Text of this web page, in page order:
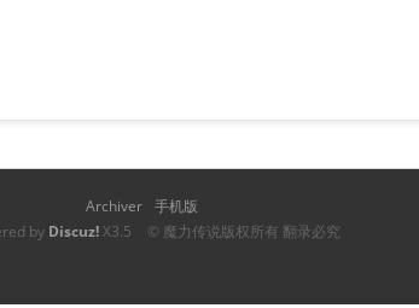
Archiver
手机版
by Discuz!X3.5 © 魔力传说版权所有 翻录必究